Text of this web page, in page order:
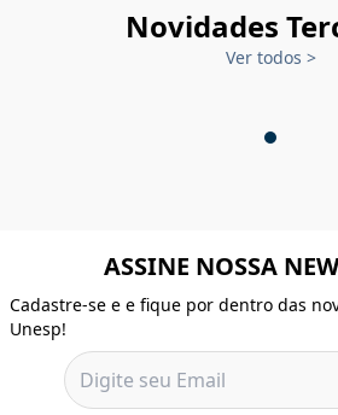
Novidades
Ver todos >
ASSINE NOSSA
Cadastre-se e e fique por dentro das
Unesp!